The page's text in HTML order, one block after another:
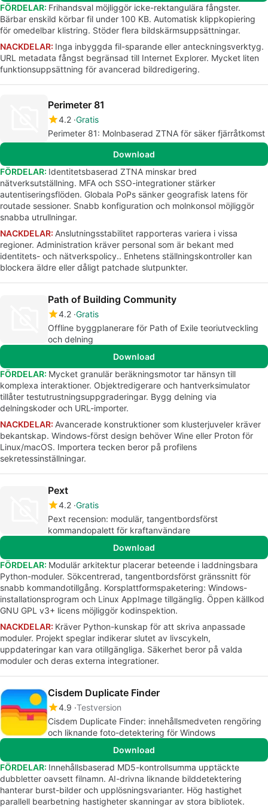
FÖRDELAR: Frihandsval möjliggör icke-rektangulära fångster.
Bärbar enskild körbar fil under 100 KB. Automatisk klippkopiering
för omedelbar klistring. Stöder flera bildskärmsuppsättningar.
NACKDELAR: Inga inbyggda fil-sparande eller anteckningsverktyg.
URL metadata fångst begränsad till Internet Explorer. Mycket liten
funktionsuppsättning för avancerad bildredigering.
Perimeter 81
4.2 Gratis
Perimeter 81: Molnbaserad ZTNA för säker fjärråtkomst
Download
FÖRDELAR: Identitetsbaserad ZTNA minskar bred
nätverksutställning. MFA och SSO-integrationer stärker
autentiseringsflöden. Globala PoPs sänker geografisk latens för
routade sessioner. Snabb konfiguration och molnkonsol möjliggör
snabba utrullningar.
NACKDELAR: Anslutningsstabilitet rapporteras variera i vissa
regioner. Administration kräver personal som är bekant med
identitets- och nätverkspolicy.. Enhetens ställningskontroller kan
blockera äldre eller dåligt patchade slutpunkter.
Path of Building Community
4.2 Gratis
Offline byggplanerare för Path of Exile teoriutveckling
och delning
Download
FÖRDELAR: Mycket granulär beräkningsmotor tar hänsyn till
komplexa interaktioner. Objektredigerare och hantverksimulator
tillåter testutrustningsuppgraderingar. Bygg delning via
delningskoder och URL-importer.
NACKDELAR: Avancerade konstruktioner som klusterjuveler kräver
bekantskap. Windows-först design behöver Wine eller Proton för
Linux/macOS. Importera tecken beror på profilens
sekretessinställningar.
Pext
4.2 Gratis
Pext recension: modulär, tangentbordsförst
kommandopalett för kraftanvändare
Download
FÖRDELAR: Modulär arkitektur placerar beteende i laddningsbara
Python-moduler. Sökcentrerad, tangentbordsförst gränssnitt för
snabb kommandotillgång. Korsplattformspaketering: Windows-
installationsprogram och Linux AppImage tillgänglig. Öppen källkod
GNU GPL v3+ licens möjliggör kodinspektion.
NACKDELAR: Kräver Python-kunskap för att skriva anpassade
moduler. Projekt speglar indikerar slutet av livscykeln,
uppdateringar kan vara otillgängliga. Säkerhet beror på valda
moduler och deras externa integrationer.
Cisdem Duplicate Finder
4.9 Testversion
Cisdem Duplicate Finder: innehållsmedveten rengöring
och liknande foto-detektering för Windows
Download
FÖRDELAR: Innehållsbaserad MD5-kontrollsumma upptäckte
dubbletter oavsett filnamn. AI-drivna liknande bilddetektering
hanterar burst-bilder och upplösningsvarianter. Hög hastighet
parallell bearbetning hastigheter skanningar av stora bibliotek.